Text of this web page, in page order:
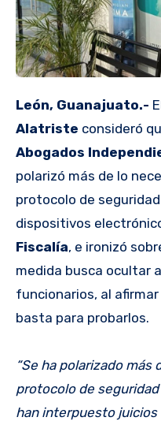
León, Guanajuato.-
Alatriste consideró
Abogados
polarizó más de lo
protocolo de
dispositivos
Fiscalía, e ironizó
medida busca ocultar
funcionarios, al
basta para probarlos.
“Se ha polarizado más
protocolo de
han interpuesto juicios